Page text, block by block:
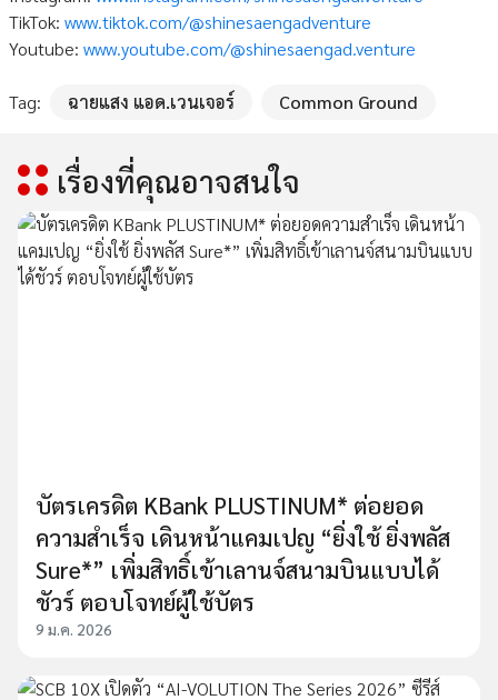
TikTok: www.tiktok.com/@shinesaengadventure
Youtube: www.youtube.com/@shinesaengad.venture
Tag: ฉายแสง แอด.เวนเจอร์ Common Ground
เรื่องที่คุณอาจสนใจ
บัตรเครดิต KBank PLUSTINUM* ต่อยอด
ความสำเร็จ เดินหน้าแคมเปญ “ยิ่งใช้ ยิ่งพลัส
Sure*” เพิ่มสิทธิ์เข้าเลานจ์สนามบินแบบได้
ชัวร์ ตอบโจทย์ผู้ใช้บัตร
9 ม.ค. 2026